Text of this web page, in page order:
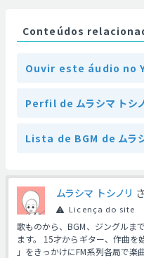
Conteúdos
Ouvir este áudio no
Perfil de ムラシマ トシ
Lista de BGM de ムラシ
ムラシマ トシノリ
Licença do site
歌ものから、BGM、ジングルま
ます。 15才からギター、作曲を
」をきっかけにFM系列各局で楽